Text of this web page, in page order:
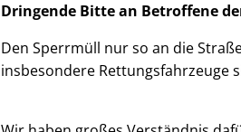
Dringende Bitte an Betroffene
Den Sperrmüll nur so an die
insbesondere Rettungsfahrzeuge